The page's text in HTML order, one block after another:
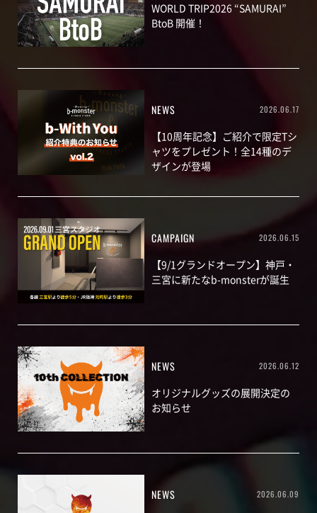
WORLD TRIP2026 “SAMURAI”
BtoB 開催！
NEWS 2026.06.17
【10周年記念】ご紹介で限定Tシ
ャツをプレゼント！全14種のデ
ザインが登場
CAMPAIGN 2026.06.15
【9/1グランドオープン】神戸・
三宮に新たなb-monsterが誕生
NEWS 2026.06.12
オリジナルグッズの展開決定の
お知らせ
NEWS 2026.06.09